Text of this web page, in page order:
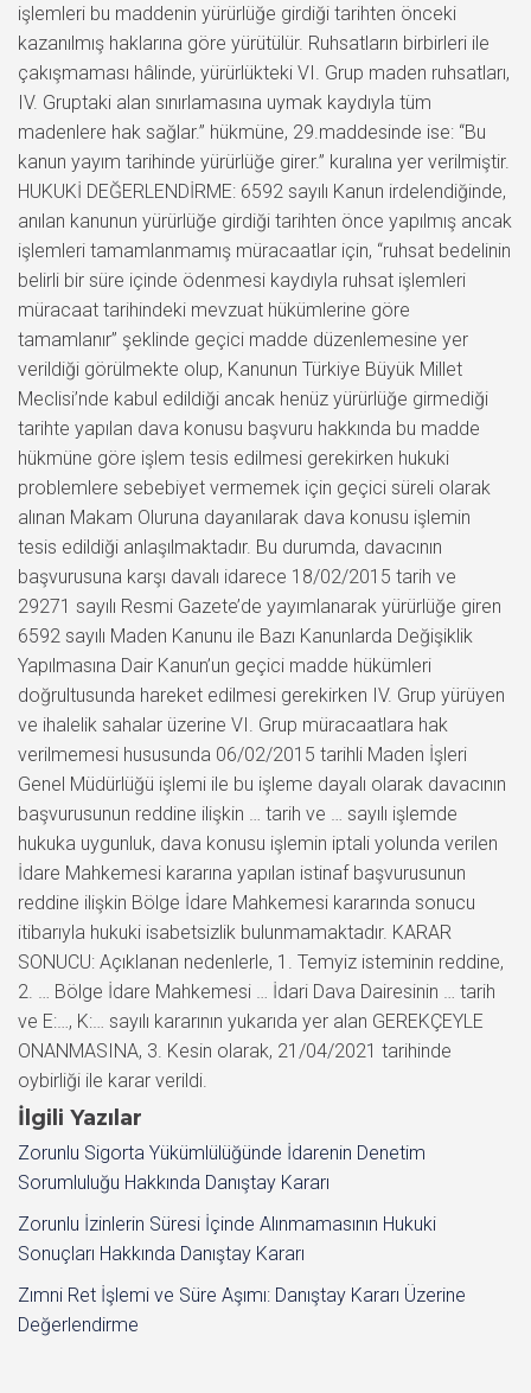
işlemleri bu maddenin yürürlüğe girdiği tarihten önceki
kazanılmış haklarına göre yürütülür. Ruhsatların birbirleri ile
çakışmaması hâlinde, yürürlükteki VI. Grup maden ruhsatları,
IV. Gruptaki alan sınırlamasına uymak kaydıyla tüm
madenlere hak sağlar.” hükmüne, 29.maddesinde ise: “Bu
kanun yayım tarihinde yürürlüğe girer.” kuralına yer verilmiştir.
HUKUKİ DEĞERLENDİRME: 6592 sayılı Kanun irdelendiğinde,
anılan kanunun yürürlüğe girdiği tarihten önce yapılmış ancak
işlemleri tamamlanmamış müracaatlar için, “ruhsat bedelinin
belirli bir süre içinde ödenmesi kaydıyla ruhsat işlemleri
müracaat tarihindeki mevzuat hükümlerine göre
tamamlanır” şeklinde geçici madde düzenlemesine yer
verildiği görülmekte olup, Kanunun Türkiye Büyük Millet
Meclisi’nde kabul edildiği ancak henüz yürürlüğe girmediği
tarihte yapılan dava konusu başvuru hakkında bu madde
hükmüne göre işlem tesis edilmesi gerekirken hukuki
problemlere sebebiyet vermemek için geçici süreli olarak
alınan Makam Oluruna dayanılarak dava konusu işlemin
tesis edildiği anlaşılmaktadır. Bu durumda, davacının
başvurusuna karşı davalı idarece 18/02/2015 tarih ve
29271 sayılı Resmi Gazete’de yayımlanarak yürürlüğe giren
6592 sayılı Maden Kanunu ile Bazı Kanunlarda Değişiklik
Yapılmasına Dair Kanun’un geçici madde hükümleri
doğrultusunda hareket edilmesi gerekirken IV. Grup yürüyen
ve ihalelik sahalar üzerine VI. Grup müracaatlara hak
verilmemesi hususunda 06/02/2015 tarihli Maden İşleri
Genel Müdürlüğü işlemi ile bu işleme dayalı olarak davacının
başvurusunun reddine ilişkin … tarih ve … sayılı işlemde
hukuka uygunluk, dava konusu işlemin iptali yolunda verilen
İdare Mahkemesi kararına yapılan istinaf başvurusunun
reddine ilişkin Bölge İdare Mahkemesi kararında sonucu
itibarıyla hukuki isabetsizlik bulunmamaktadır. KARAR
SONUCU: Açıklanan nedenlerle, 1. Temyiz isteminin reddine,
2. … Bölge İdare Mahkemesi … İdari Dava Dairesinin … tarih
ve E:…, K:… sayılı kararının yukarıda yer alan GEREKÇEYLE
ONANMASINA, 3. Kesin olarak, 21/04/2021 tarihinde
oybirliği ile karar verildi.
İlgili Yazılar
Zorunlu Sigorta Yükümlülüğünde İdarenin Denetim
Sorumluluğu Hakkında Danıştay Kararı
Zorunlu İzinlerin Süresi İçinde Alınmamasının Hukuki
Sonuçları Hakkında Danıştay Kararı
Zımni Ret İşlemi ve Süre Aşımı: Danıştay Kararı Üzerine
Değerlendirme